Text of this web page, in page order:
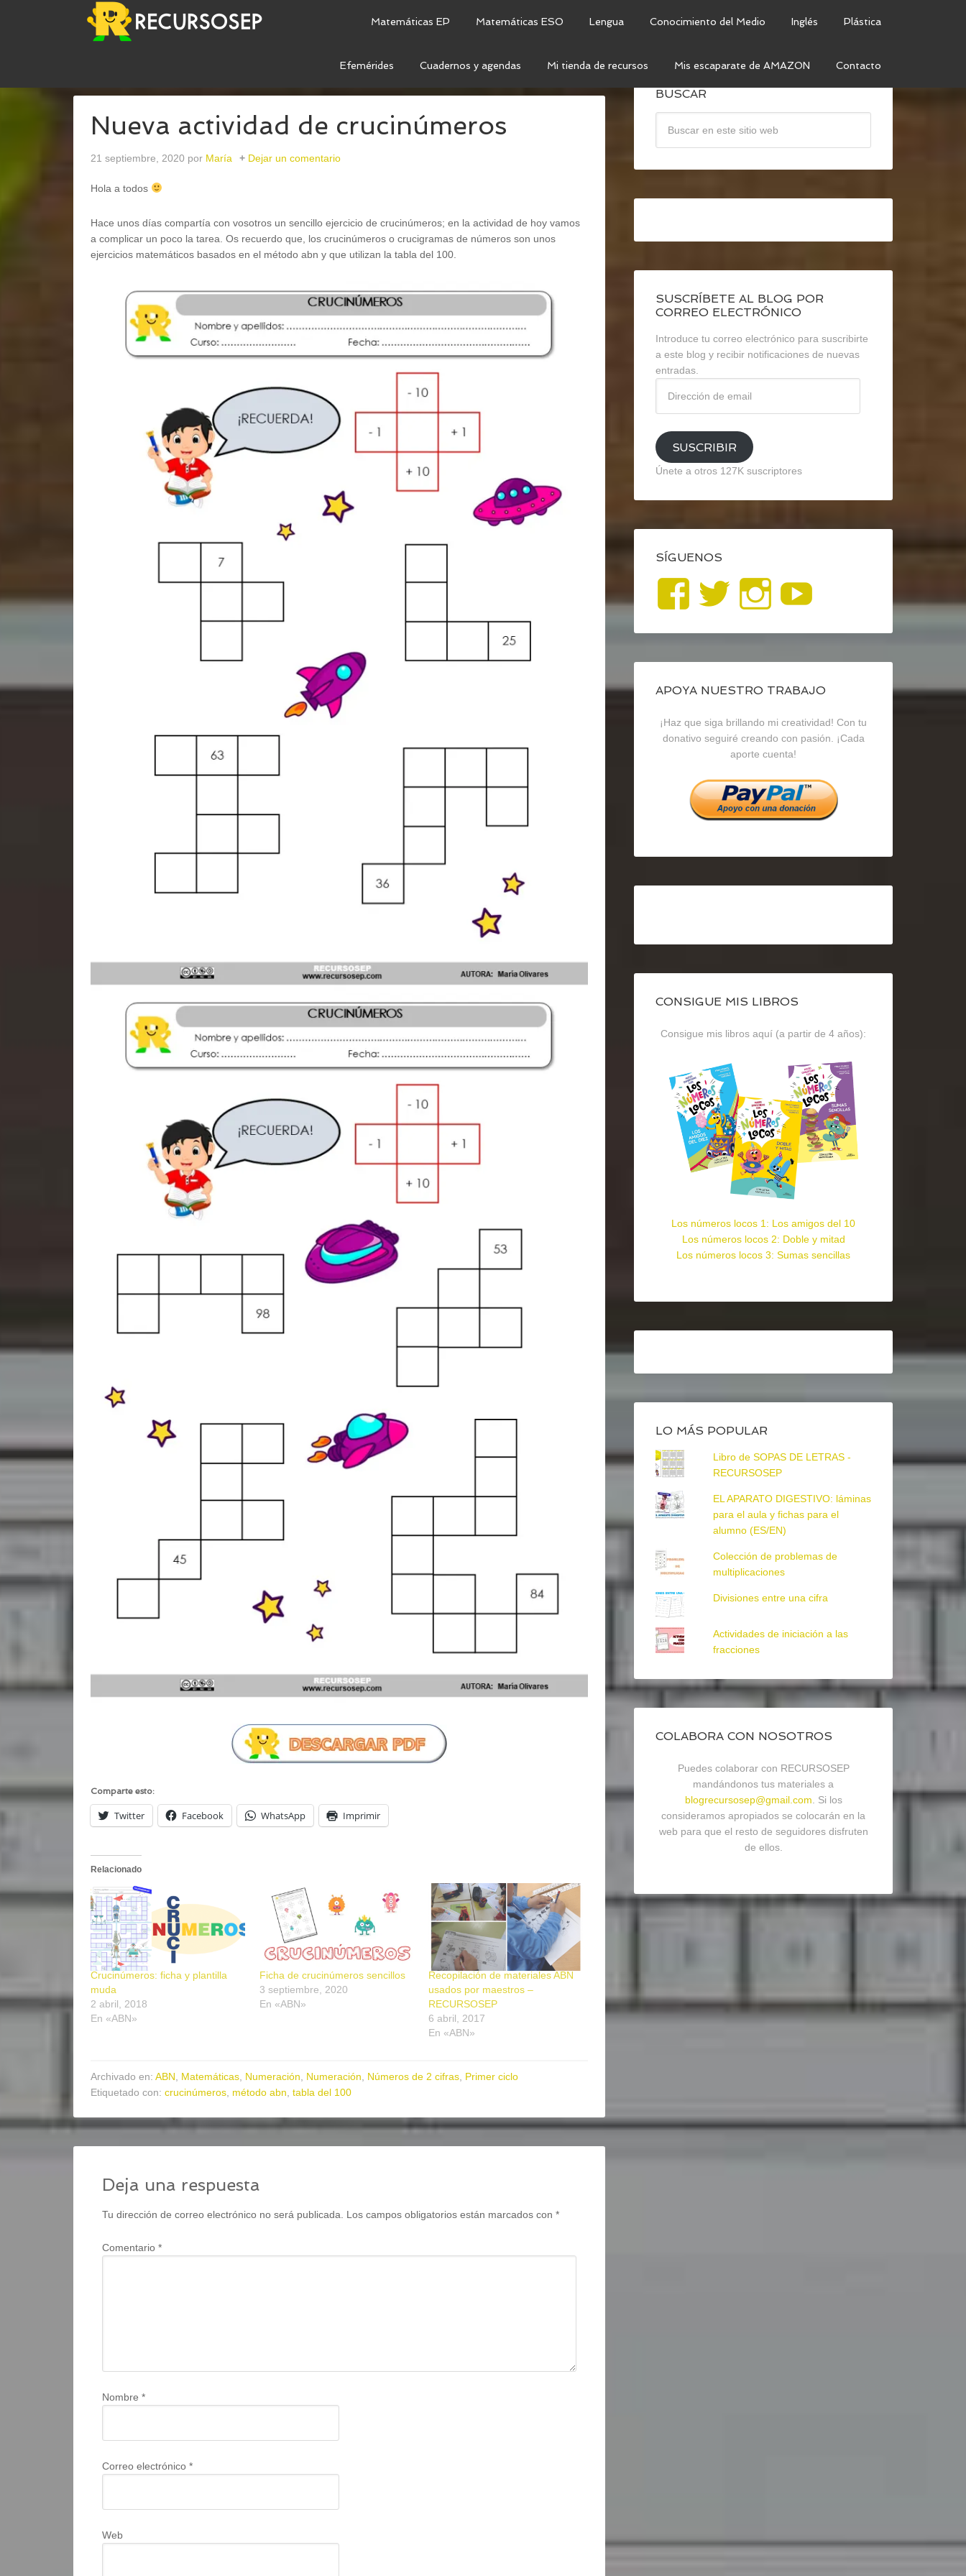
Matemáticas EP Matemáticas ESO Lengua Conocimiento del Medio Inglés Plástica
Efemérides Cuadernos y agendas Mi tienda de recursos Mis escaparate de AMAZON Contacto
Nueva actividad de crucinúmeros
21 septiembre, 2020 por María Dejar un comentario
Hola a todos
Hace unos días compartía con vosotros un sencillo ejercicio de crucinúmeros; en la actividad de hoy vamos
a complicar un poco la tarea. Os recuerdo que, los crucinúmeros o crucigramas de números son unos
ejercicios matemáticos basados en el método abn y que utilizan la tabla del 100.
Comparte esto:
Twitter Facebook WhatsApp Imprimir
Relacionado
Crucinúmeros: ficha y plantilla
muda
2 abril, 2018
En «ABN»
Ficha de crucinúmeros sencillos
3 septiembre, 2020
En «ABN»
Recopilación de materiales ABN
usados por maestros –
RECURSOSEP
6 abril, 2017
En «ABN»
Archivado en: ABN, Matemáticas, Numeración, Numeración, Números de 2 cifras, Primer ciclo
Etiquetado con: crucinúmeros, método abn, tabla del 100
Deja una respuesta
Tu dirección de correo electrónico no será publicada. Los campos obligatorios están marcados con *
Comentario *
Nombre *
Correo electrónico *
Web
BUSCAR
SUSCRÍBETE AL BLOG POR
CORREO ELECTRÓNICO
Introduce tu correo electrónico para suscribirte
a este blog y recibir notificaciones de nuevas
entradas.
email
SUSCRIBIR
Únete a otros 127K suscriptores
SÍGUENOS
Ver
perfil
de
blogrecursosep
en
Facebook
Ver
perfil
de
recursosep
en
Twitter
Ver
perfil
de
recursosep
en
Instagram
YouTube
APOYA NUESTRO TRABAJO
¡Haz que siga brillando mi creatividad! Con tu
donativo seguiré creando con pasión. ¡Cada
aporte cuenta!
CONSIGUE MIS LIBROS
Consigue mis libros aquí (a partir de 4 años):
Los números locos 1: Los amigos del 10
Los números locos 2: Doble y mitad
Los números locos 3: Sumas sencillas
LO MÁS POPULAR
Libro de SOPAS DE LETRAS -
RECURSOSEP
EL APARATO DIGESTIVO: láminas
para el aula y fichas para el
alumno (ES/EN)
Colección de problemas de
multiplicaciones
Divisiones entre una cifra
Actividades de iniciación a las
fracciones
COLABORA CON NOSOTROS
Puedes colaborar con RECURSOSEP
mandándonos tus materiales a
blogrecursosep@gmail.com . Si los
consideramos apropiados se colocarán en la
web para que el resto de seguidores disfruten
de ellos.